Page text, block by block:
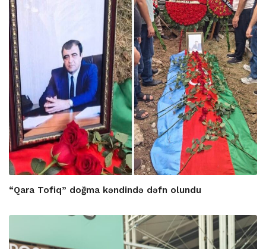
“Qara Tofiq” doğma kəndində dəfn olundu